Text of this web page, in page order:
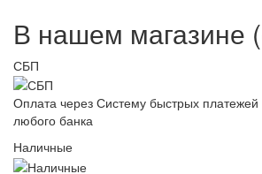
В нашем магазине
СБП
Оплата через Систему быстрых
любого банка
Наличные